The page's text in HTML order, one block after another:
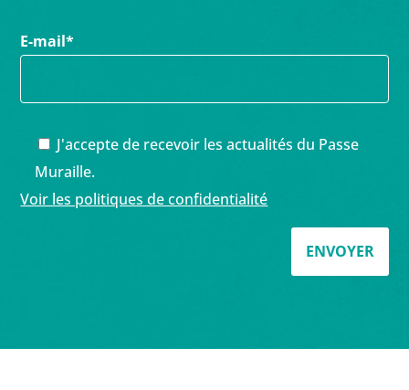
E-mail*
J'accepte de recevoir les actualités du Passe
Muraille.
Voir les politiques de confidentialité
ENVOYER